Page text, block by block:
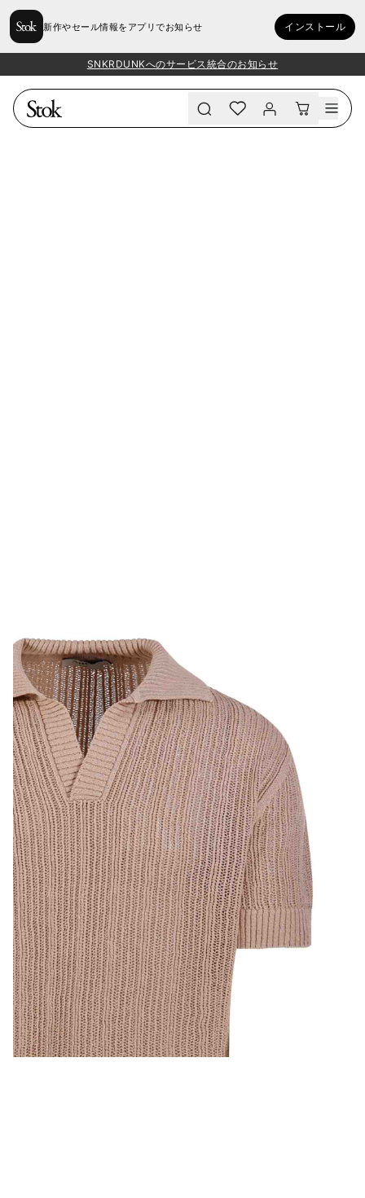
新作やセール情報をアプリでお知らせ インストール
SNKRDUNKへのサービス統合のお知らせ